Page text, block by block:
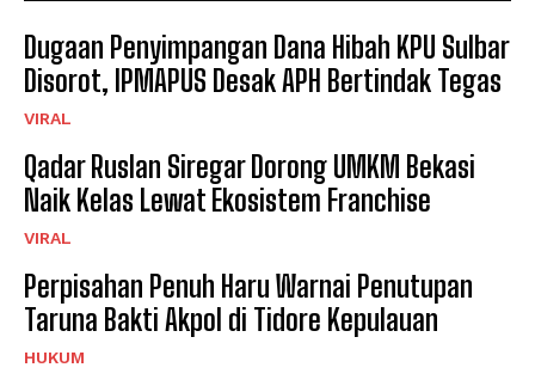
Dugaan Penyimpangan Dana Hibah KPU Sulbar
Disorot, IPMAPUS Desak APH Bertindak Tegas
VIRAL
Qadar Ruslan Siregar Dorong UMKM Bekasi
Naik Kelas Lewat Ekosistem Franchise
VIRAL
Perpisahan Penuh Haru Warnai Penutupan
Taruna Bakti Akpol di Tidore Kepulauan
HUKUM